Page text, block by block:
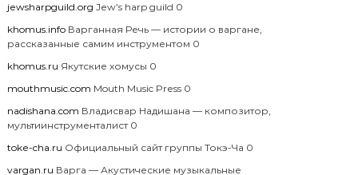
jewsharpguild.org Jew’s harp guild 0
khomus.info Варганная Речь — истории о варгане,
рассказанные самим инструментом 0
khomus.ru Якутские хомусы 0
mouthmusic.com Mouth Music Press 0
nadishana.com Владисвар Надишана — композитор,
мультиинструменталист 0
toke-cha.ru Официальный сайт группы Токэ-Ча 0
vargan.ru Варга — Акустические музыкальные